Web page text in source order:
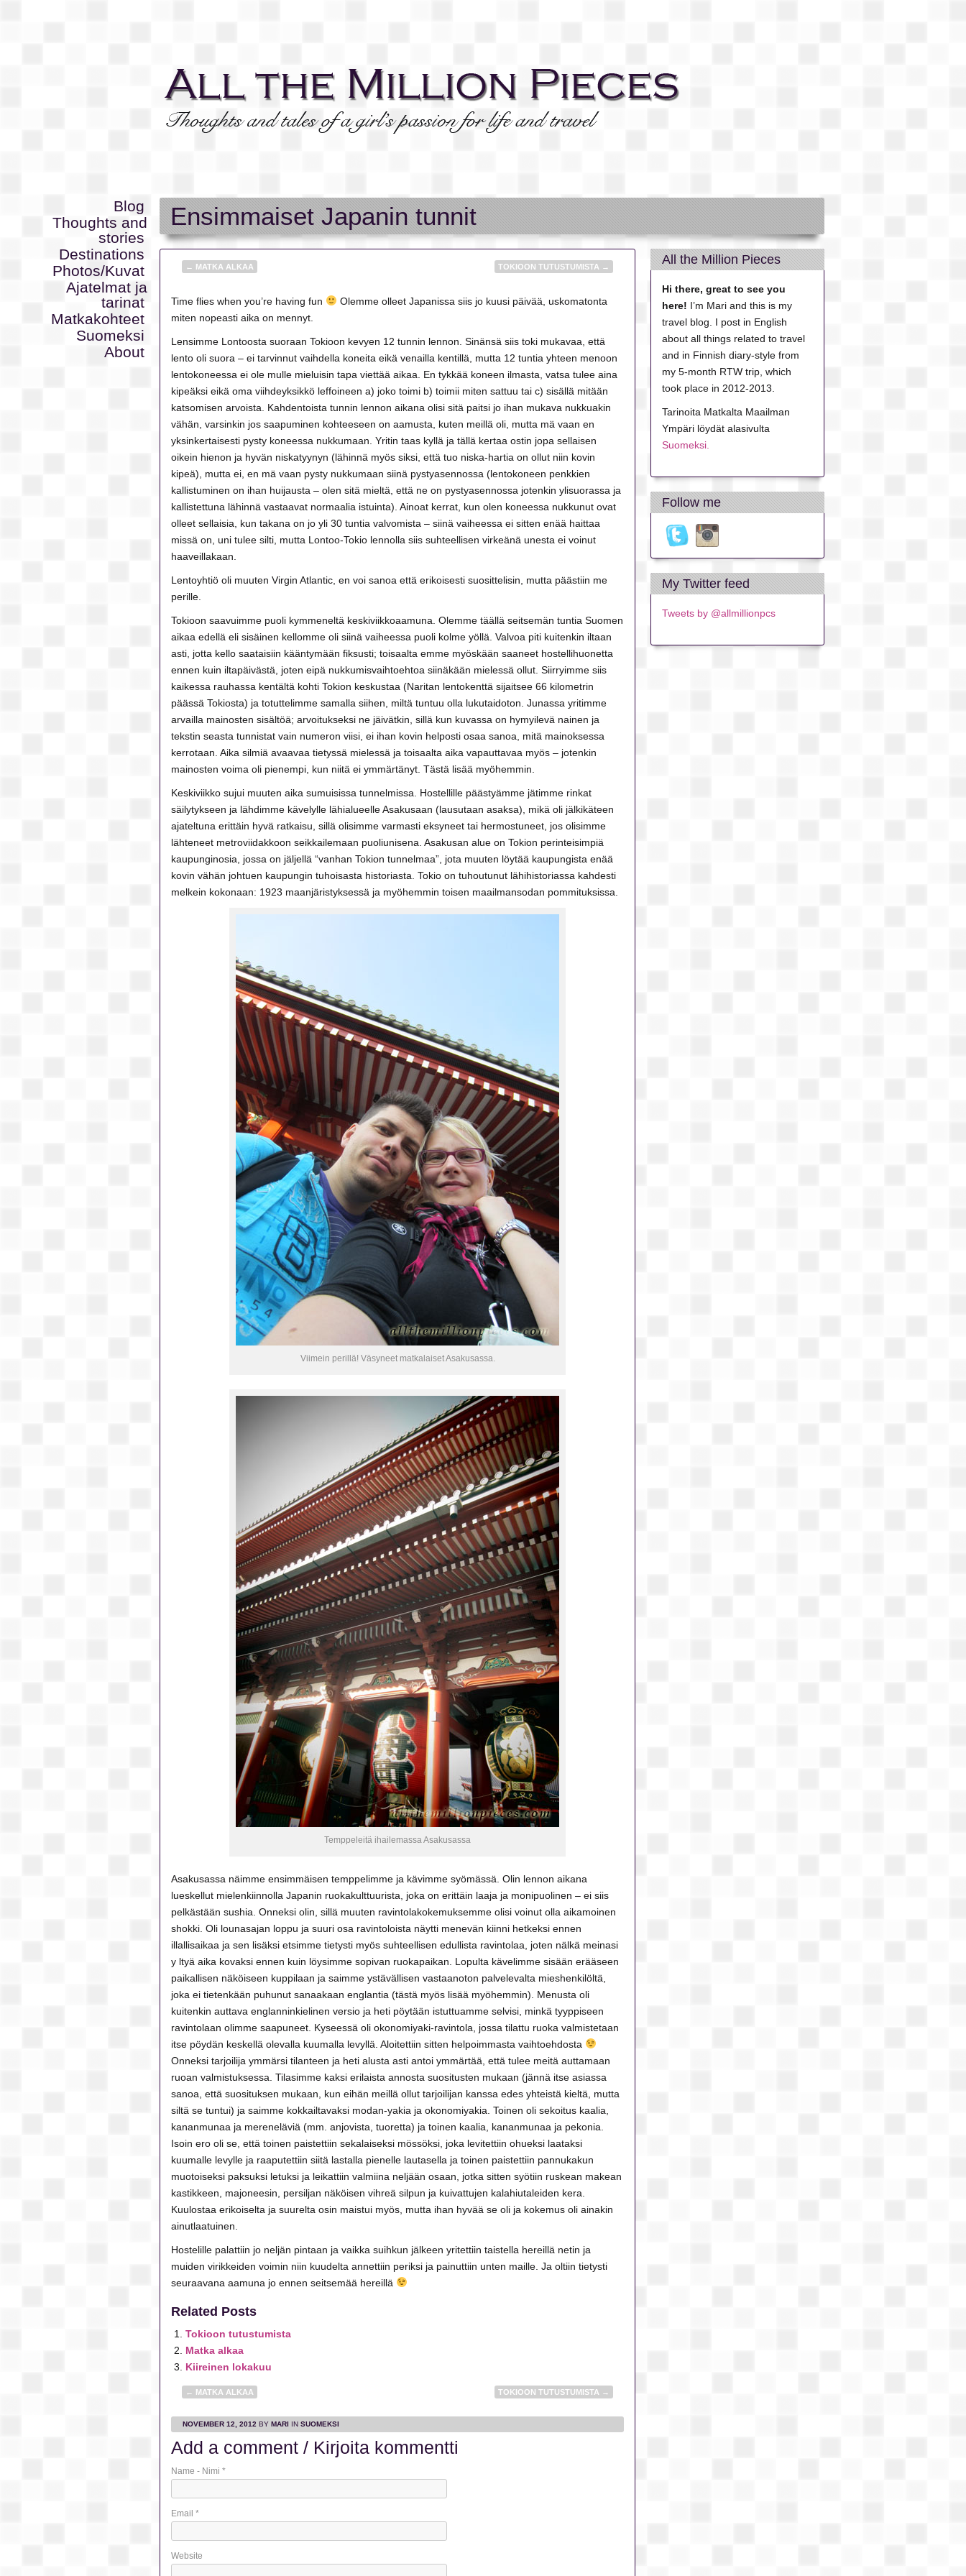
Blog
Thoughts and
stories
Destinations
Photos/Kuvat
Ajatelmat ja
tarinat
Matkakohteet
Suomeksi
About
Ensimmaiset Japanin tunnit
All the Million Pieces
Hi there, great to see you
here! I’m Mari and this is my
travel blog. I post in English
about all things related to travel
and in Finnish diary-style from
my 5-month RTW trip, which
took place in 2012-2013.
Tarinoita Matkalta Maailman
Ympäri löydät alasivulta
Suomeksi.
Follow me
My Twitter feed
Tweets by @allmillionpcs
← MATKA ALKAA TOKIOON TUTUSTUMISTA →
Time flies when you’re having fun
Olemme olleet Japanissa siis jo kuusi päivää, uskomatonta
miten nopeasti aika on mennyt.
Lensimme Lontoosta suoraan Tokioon kevyen 12 tunnin lennon. Sinänsä siis toki mukavaa, että
lento oli suora – ei tarvinnut vaihdella koneita eikä venailla kentillä, mutta 12 tuntia yhteen menoon
lentokoneessa ei ole mulle mieluisin tapa viettää aikaa. En tykkää koneen ilmasta, vatsa tulee aina
kipeäksi eikä oma viihdeyksikkö leffoineen a) joko toimi b) toimii miten sattuu tai c) sisällä mitään
katsomisen arvoista. Kahdentoista tunnin lennon aikana olisi sitä paitsi jo ihan mukava nukkuakin
vähän, varsinkin jos saapuminen kohteeseen on aamusta, kuten meillä oli, mutta mä vaan en
yksinkertaisesti pysty koneessa nukkumaan. Yritin taas kyllä ja tällä kertaa ostin jopa sellaisen
oikein hienon ja hyvän niskatyynyn (lähinnä myös siksi, että tuo niska-hartia on ollut niin kovin
kipeä), mutta ei, en mä vaan pysty nukkumaan siinä pystyasennossa (lentokoneen penkkien
kallistuminen on ihan huijausta – olen sitä mieltä, että ne on pystyasennossa jotenkin ylisuorassa ja
kallistettuna lähinnä vastaavat normaalia istuinta). Ainoat kerrat, kun olen koneessa nukkunut ovat
olleet sellaisia, kun takana on jo yli 30 tuntia valvomista – siinä vaiheessa ei sitten enää haittaa
missä on, uni tulee silti, mutta Lontoo-Tokio lennolla siis suhteellisen virkeänä unesta ei voinut
haaveillakaan.
Lentoyhtiö oli muuten Virgin Atlantic, en voi sanoa että erikoisesti suosittelisin, mutta päästiin me
perille.
Tokioon saavuimme puoli kymmeneltä keskiviikkoaamuna. Olemme täällä seitsemän tuntia Suomen
aikaa edellä eli sisäinen kellomme oli siinä vaiheessa puoli kolme yöllä. Valvoa piti kuitenkin iltaan
asti, jotta kello saataisiin kääntymään fiksusti; toisaalta emme myöskään saaneet hostellihuonetta
ennen kuin iltapäivästä, joten eipä nukkumisvaihtoehtoa siinäkään mielessä ollut. Siirryimme siis
kaikessa rauhassa kentältä kohti Tokion keskustaa (Naritan lentokenttä sijaitsee 66 kilometrin
päässä Tokiosta) ja totuttelimme samalla siihen, miltä tuntuu olla lukutaidoton. Junassa yritimme
arvailla mainosten sisältöä; arvoitukseksi ne jäivätkin, sillä kun kuvassa on hymyilevä nainen ja
tekstin seasta tunnistat vain numeron viisi, ei ihan kovin helposti osaa sanoa, mitä mainoksessa
kerrotaan. Aika silmiä avaavaa tietyssä mielessä ja toisaalta aika vapauttavaa myös – jotenkin
mainosten voima oli pienempi, kun niitä ei ymmärtänyt. Tästä lisää myöhemmin.
Keskiviikko sujui muuten aika sumuisissa tunnelmissa. Hostellille päästyämme jätimme rinkat
säilytykseen ja lähdimme kävelylle lähialueelle Asakusaan (lausutaan asaksa), mikä oli jälkikäteen
ajateltuna erittäin hyvä ratkaisu, sillä olisimme varmasti eksyneet tai hermostuneet, jos olisimme
lähteneet metroviidakkoon seikkailemaan puoliunisena. Asakusan alue on Tokion perinteisimpiä
kaupunginosia, jossa on jäljellä “vanhan Tokion tunnelmaa”, jota muuten löytää kaupungista enää
kovin vähän johtuen kaupungin tuhoisasta historiasta. Tokio on tuhoutunut lähihistoriassa kahdesti
melkein kokonaan: 1923 maanjäristyksessä ja myöhemmin toisen maailmansodan pommituksissa.
Viimein perillä! Väsyneet matkalaiset Asakusassa.
Temppeleitä ihailemassa Asakusassa
Asakusassa näimme ensimmäisen temppelimme ja kävimme syömässä. Olin lennon aikana
lueskellut mielenkiinnolla Japanin ruokakulttuurista, joka on erittäin laaja ja monipuolinen – ei siis
pelkästään sushia. Onneksi olin, sillä muuten ravintolakokemuksemme olisi voinut olla aikamoinen
shokki. Oli lounasajan loppu ja suuri osa ravintoloista näytti menevän kiinni hetkeksi ennen
illallisaikaa ja sen lisäksi etsimme tietysti myös suhteellisen edullista ravintolaa, joten nälkä meinasi
y ltyä aika kovaksi ennen kuin löysimme sopivan ruokapaikan. Lopulta kävelimme sisään erääseen
paikallisen näköiseen kuppilaan ja saimme ystävällisen vastaanoton palvelevalta mieshenkilöltä,
joka ei tietenkään puhunut sanaakaan englantia (tästä myös lisää myöhemmin). Menusta oli
kuitenkin auttava englanninkielinen versio ja heti pöytään istuttuamme selvisi, minkä tyyppiseen
ravintolaan olimme saapuneet. Kyseessä oli okonomiyaki-ravintola, jossa tilattu ruoka valmistetaan
itse pöydän keskellä olevalla kuumalla levyllä. Aloitettiin sitten helpoimmasta vaihtoehdosta
Onneksi tarjoilija ymmärsi tilanteen ja heti alusta asti antoi ymmärtää, että tulee meitä auttamaan
ruoan valmistuksessa. Tilasimme kaksi erilaista annosta suositusten mukaan (jännä itse asiassa
sanoa, että suosituksen mukaan, kun eihän meillä ollut tarjoilijan kanssa edes yhteistä kieltä, mutta
siltä se tuntui) ja saimme kokkailtavaksi modan-yakia ja okonomiyakia. Toinen oli sekoitus kaalia,
kananmunaa ja mereneläviä (mm. anjovista, tuoretta) ja toinen kaalia, kananmunaa ja pekonia.
Isoin ero oli se, että toinen paistettiin sekalaiseksi mössöksi, joka levitettiin ohueksi laataksi
kuumalle levylle ja raaputettiin siitä lastalla pienelle lautasella ja toinen paistettiin pannukakun
muotoiseksi paksuksi letuksi ja leikattiin valmiina neljään osaan, jotka sitten syötiin ruskean makean
kastikkeen, majoneesin, persiljan näköisen vihreä silpun ja kuivattujen kalahiutaleiden kera.
Kuulostaa erikoiselta ja suurelta osin maistui myös, mutta ihan hyvää se oli ja kokemus oli ainakin
ainutlaatuinen.
Hostelille palattiin jo neljän pintaan ja vaikka suihkun jälkeen yritettiin taistella hereillä netin ja
muiden virikkeiden voimin niin kuudelta annettiin periksi ja painuttiin unten maille. Ja oltiin tietysti
seuraavana aamuna jo ennen seitsemää hereillä
Related Posts
Tokioon tutustumista
Matka alkaa
Kiireinen lokakuu
← MATKA ALKAA TOKIOON TUTUSTUMISTA →
NOVEMBER 12, 2012 BY MARI IN SUOMEKSI
Add a comment / Kirjoita kommentti
Name - Nimi *
Email *
Website